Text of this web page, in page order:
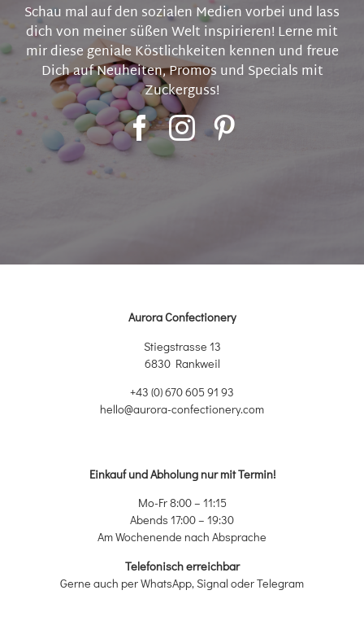
Schau mal auf den sozialen Medien vorbei und lass
dich von meiner süßen Welt inspirieren! Lerne mit
mir diese geniale Köstlichkeiten kennen und freue
Dich auf Neuheiten, Promos und Specials mit
Zuckerguss!
Aurora Confectionery
Stiegstrasse 13
6830 Rankweil
+43 (0) 670 605 91 93
hello@aurora-confectionery.com
Einkauf und Abholung nur mit Termin!
Mo-Fr 8:00 – 11:15
Abends 17:00 – 19:30
Am Wochenende nach Absprache
Telefonisch erreichbar
Gerne auch per WhatsApp, Signal oder Telegram